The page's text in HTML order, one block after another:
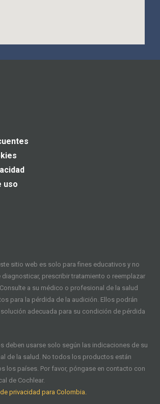
sitio web es solo para fines educativos y no
diagnosticar, prescribir tratamiento o reemplazar
a su médico o profesional de la salud
para la pérdida de la audición. Ellos podrán
adecuada para su condición de pérdida
deben usarse solo según las indicaciones de su
de la salud. No todos los productos están
los países. Por favor, póngase en contacto con
de Cochlear.
privacidad para Colombia.
uso